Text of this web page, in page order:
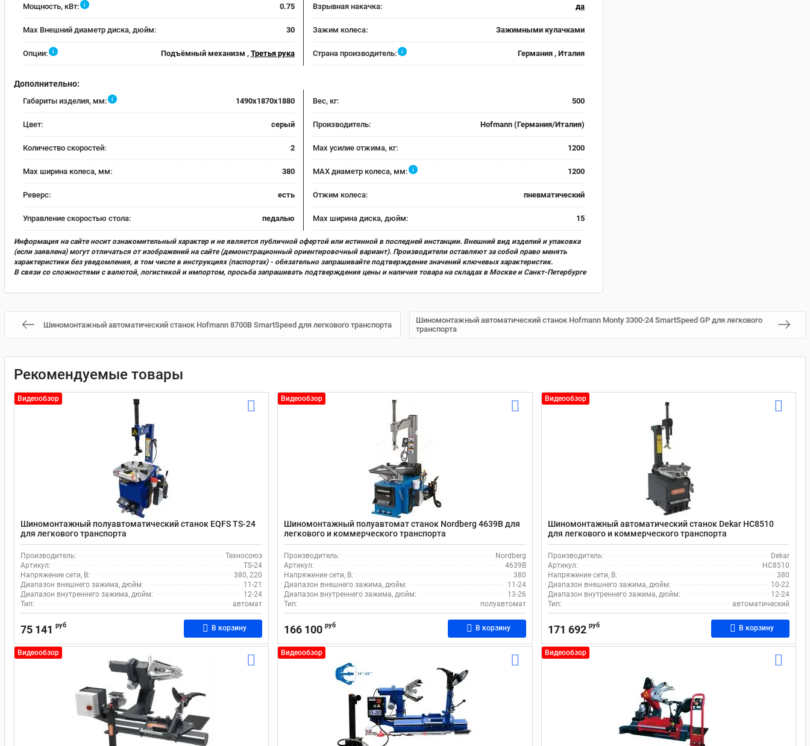
Мощность, кВт: i 0.75 Взрывная накачка: да
Max Внешний диаметр диска, дюйм: 30 Зажим колеса: Зажимными кулачками
Опции: i Подъёмный механизм , Третья рука Страна производитель: i Германия , Италия
Дополнительно:
Габариты изделия, мм: i 1490x1870x1880 Вес, кг: 500
Цвет: серый Производитель: Hofmann (Германия/Италия)
Количество скоростей: 2 Max усилие отжима, кг: 1200
Max ширина колеса, мм: 380 MAX диаметр колеса, мм: i 1200
Реверс: есть Отжим колеса: пневматический
Управление скоростью стола: педалью Max ширина диска, дюйм: 15
Информация на сайте носит ознакомительный характер и не является публичной офертой или истинной в последней инстанции. Внешний вид изделий и упаковка
(если заявлена) могут отличаться от изображений на сайте (демонстрационный ориентировочный вариант). Производители оставляют за собой право менять
характеристики без уведомления, в том числе в инструкциях (паспортах) - обязательно запрашивайте подтверждение значений ключевых характеристик.
В связи со сложностями с валютой, логистикой и импортом, просьба запрашивать подтверждения цены и наличия товара на складах в Москве и Санкт-Петербурге
Шиномонтажный автоматический станок Hofmann 8700B SmartSpeed для легкового транспорта
Шиномонтажный автоматический станок Hofmann Monty 3300-24 SmartSpeed GP для легкового
транспорта
Рекомендуемые товары
Видеообзор
Шиномонтажный полуавтоматический станок EQFS TS-24
для легкового транспорта
Производитель:
Техносоюз
Артикул:
TS-24
Напряжение сети, В:
380, 220
Диапазон внешнего зажима, дюйм:
11-21
Диапазон внутреннего зажима, дюйм:
12-24
Тип:
автомат
75 141 руб В корзину
Видеообзор
Шиномонтажный полуавтомат станок Nordberg 4639B для
легкового и коммерческого транспорта
Производитель:
Nordberg
Артикул:
4639B
Напряжение сети, В:
380
Диапазон внешнего зажима, дюйм:
11-24
Диапазон внутреннего зажима, дюйм:
13-26
Тип:
полуавтомат
166 100 руб В корзину
Видеообзор
Шиномонтажный автоматический станок Dekar HC8510
для легкового и коммерческого транспорта
Производитель:
Dekar
Артикул:
HC8510
Напряжение сети, В:
380
Диапазон внешнего зажима, дюйм:
10-22
Диапазон внутреннего зажима, дюйм:
12-24
Тип:
автоматический
171 692 руб В корзину
Видеообзор Видеообзор Видеообзор